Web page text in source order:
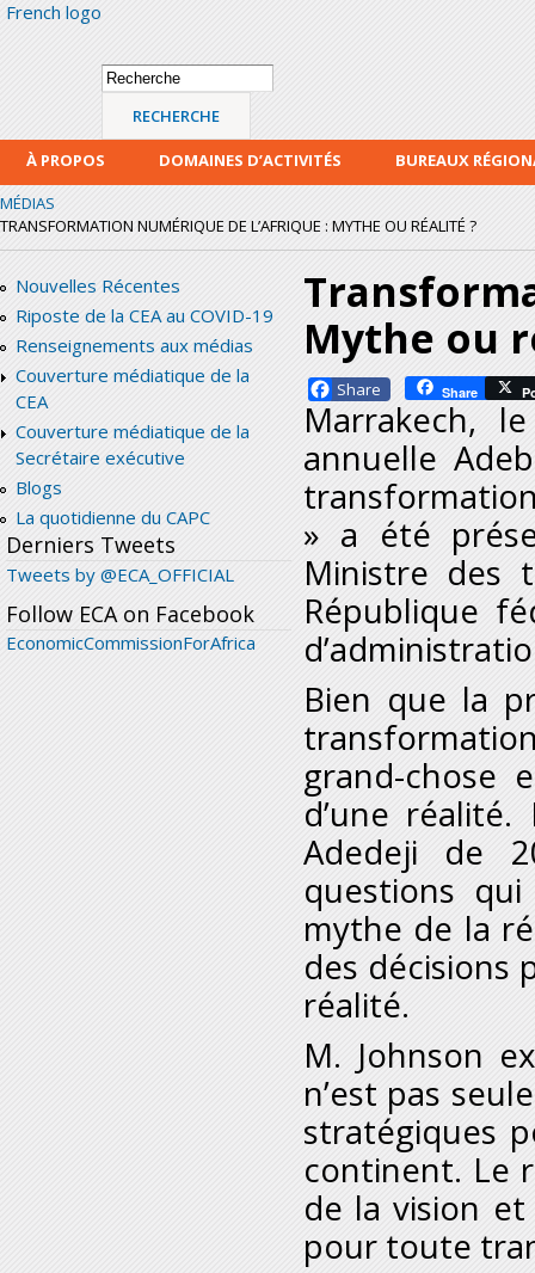
French logo
Formulaire de
recherche
Recherche
À PROPOS DOMAINES D’ACTIVITÉS
BUREAUX
MÉDIAS
TRANSFORMATION NUMÉRIQUE DE L’AFRIQUE : MYTHE OU RÉALITÉ ?
Nouvelles Récentes
Riposte de la CEA au COVID-19
Renseignements aux médias
Couverture médiatique de la
CEA
Couverture médiatique de la
Secrétaire exécutive
Blogs
La quotidienne du CAPC
Derniers Tweets
Tweets by @ECA_OFFICIAL
Follow ECA on Facebook
EconomicCommissionForAfrica
Mythe ou
Facebook Share
Marrakech,
annuelle
» a été
Ministre des
République
Bien que la
grand-chose
d’une
Adedeji de
questions
mythe de la
des décisions
réalité.
M. Johnson
n’est pas
stratégiques
continent. Le
de la vision
pour toute